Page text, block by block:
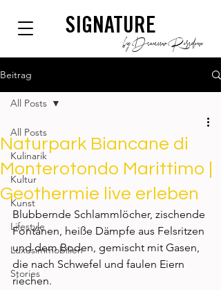
SIGNATURE
by Dianium Residence
Beitrag
All Posts
Kulinarik
Kultur
Kunst
Lifestyle
Luxusimmobilien
Stories
All Posts
Naturpark Biancane di
Monterotondo Marittimo |
Geothermie live erleben
Blubbernde Schlammlöcher, zischende
Fontänen, heiße Dämpfe aus Felsritzen
und dem Boden, gemischt mit Gasen,
die nach Schwefel und faulen Eiern
riechen.